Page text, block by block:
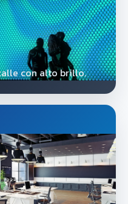
con alto brillo.